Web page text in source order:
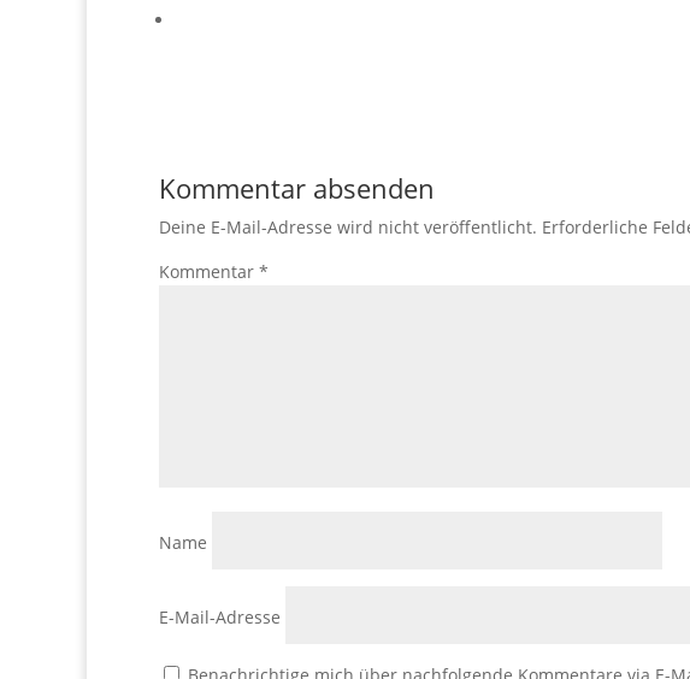
Kommentar absenden
Deine E-Mail-Adresse wird nicht veröffentlicht. Erforderliche
Kommentar *
Name
E-Mail-Adresse